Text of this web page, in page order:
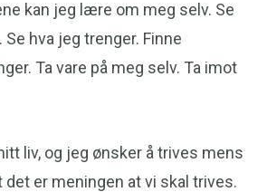
kan jeg lære om meg selv. Se
hva jeg trenger. Finne
Ta vare på meg selv. Ta imot
liv, og jeg ønsker å trives mens
det er meningen at vi skal trives.